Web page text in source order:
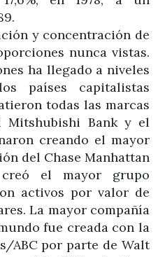
y concentración de
nunca vistas.
ha llegado a niveles
países capitalistas
todas las marcas
Mitshubishi Bank y el
creando el mayor
del Chase Manhattan
el mayor grupo
activos por valor de
La mayor compañía
fue creada con la
ABC por parte de Walt